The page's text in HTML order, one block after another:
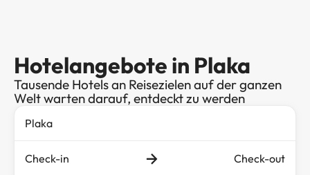
Hotelangebote in Plaka
Tausende Hotels an Reisezielen auf der ganzen
Welt warten darauf, entdeckt zu werden
Check-in Check-out